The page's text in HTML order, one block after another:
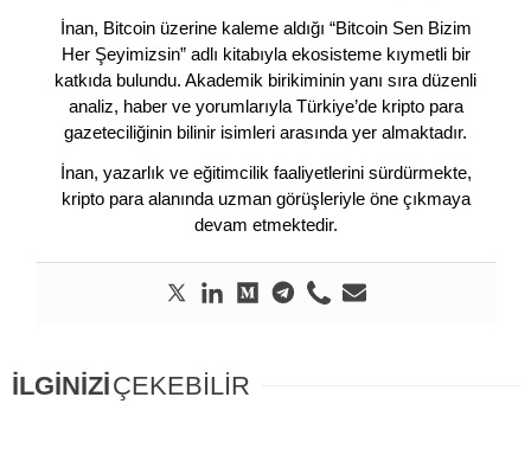
İnan, Bitcoin üzerine kaleme aldığı “Bitcoin Sen Bizim
Her Şeyimizsin” adlı kitabıyla ekosisteme kıymetli bir
katkıda bulundu. Akademik birikiminin yanı sıra düzenli
analiz, haber ve yorumlarıyla Türkiye’de kripto para
gazeteciliğinin bilinir isimleri arasında yer almaktadır.
İnan, yazarlık ve eğitimcilik faaliyetlerini sürdürmekte,
kripto para alanında uzman görüşleriyle öne çıkmaya
devam etmektedir.
İLGİNİZİÇEKEBİLİR